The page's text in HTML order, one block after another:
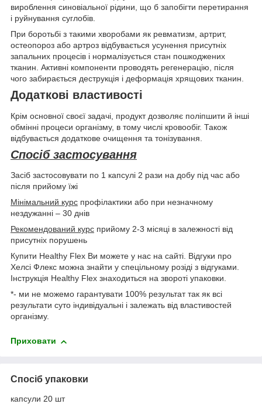
вироблення синовіальної рідини, що б запобігти перетирання
і руйнування суглобів.
При боротьбі з такими хворобами як ревматизм, артрит,
остеопороз або артроз відбувається усунення присутніх
запальних процесів і нормалізується стан пошкоджених
тканин. Активні компоненти проводять регенерацію, після
чого забирається деструкція і деформація хрящових тканин.
Додаткові властивості
Крім основної своєї задачі, продукт дозволяє поліпшити й інші
обмінні процеси організму, в тому числі кровообіг. Також
відбувається додаткове очищення та тонізування.
Спосіб застосування
Засіб застосовувати по 1 капсулі 2 рази на добу під час або
після прийому їжі
Мінімальний курс профілактики або при незначному
нездужанні – 30 днів
Рекомендований курс прийому 2-3 місяці в залежності від
присутніх порушень
Купити Healthy Flex Ви можете у нас на сайті. Відгуки про
Хелсі Флекс можна знайти у спецільному розіді з відгуками.
Інструкція Healthy Flex знаходиться на звороті упаковки.
*- ми не можемо гарантувати 100% результат так як всі
результати суто індивідуальні і залежать від властивостей
організму.
Приховати
Спосіб упаковки
капсули 20 шт